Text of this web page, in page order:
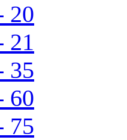
20
21
35
60
75